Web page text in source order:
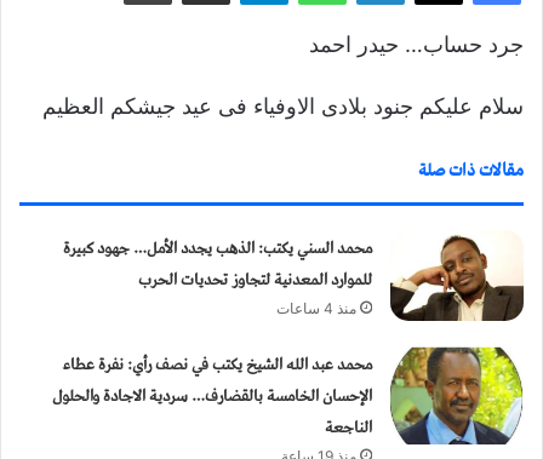
ي
ا
ر
و
ن
ا
جرد حساب… حيدر احمد
سلام عليكم جنود بلادى الاوفياء فى عيد جيشكم العظيم
مقالات ذات صلة
محمد السني يكتب: الذهب يجدد الأمل… جهود كبيرة
للموارد المعدنية لتجاوز تحديات الحرب
منذ 4 ساعات
محمد عبد الله الشيخ يكتب في نصف رأي: نفرة عطاء
الإحسان الخامسة بالقضارف… سردية الاجادة والحلول
الناجعة